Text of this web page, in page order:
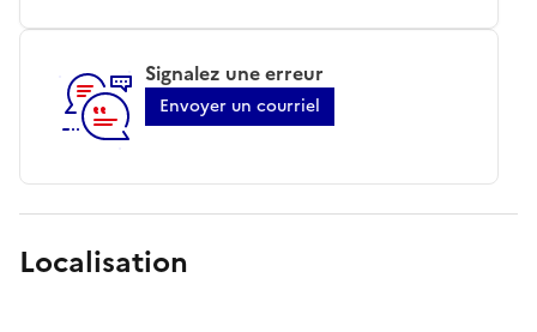
Signalez une erreur
Envoyer un courriel
Localisation